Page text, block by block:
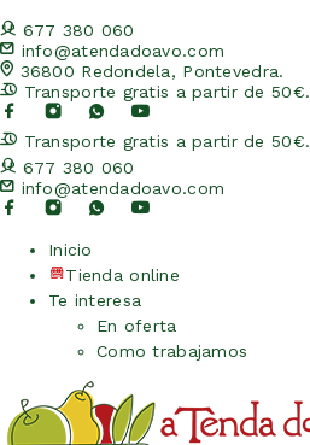
677 380 060
info@atendadoavo.com
36800 Redondela, Pontevedra.
Transporte gratis a partir de 50€.
Transporte gratis a partir de 50€.
677 380 060
info@atendadoavo.com
Inicio
Tienda online
Te interesa
En oferta
Como trabajamos